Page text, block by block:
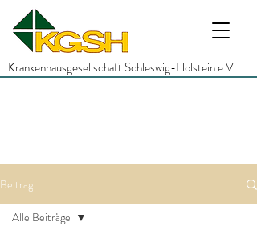
Krankenhausgesellschaft Schleswig-Holstein e.V.
Beitrag
Alle Beiträge